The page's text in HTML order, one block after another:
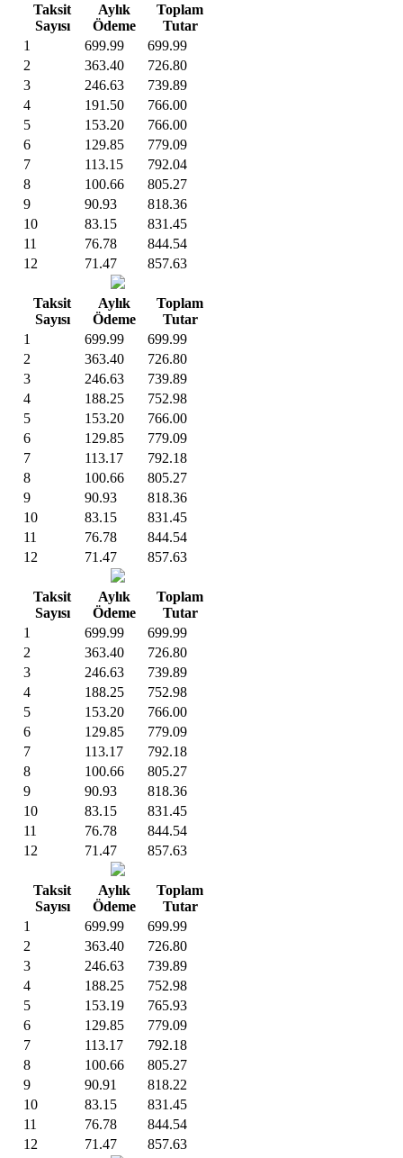
Taksit
Sayısı
Aylık
Ödeme
Toplam
Tutar
1
699.99
699.99
2
363.40
726.80
3
246.63
739.89
4
191.50
766.00
5
153.20
766.00
6
129.85
779.09
7
113.15
792.04
8
100.66
805.27
9
90.93
818.36
10
83.15
831.45
11
76.78
844.54
12
71.47 857.63
Taksit
Sayısı
Aylık
Ödeme
Toplam
Tutar
1
699.99
699.99
2
363.40
726.80
3
246.63
739.89
4
188.25
752.98
5
153.20
766.00
6
129.85
779.09
7
113.17
792.18
8
100.66
805.27
9
90.93
818.36
10
83.15
831.45
11
76.78
844.54
12
71.47 857.63
Taksit
Sayısı
Aylık
Ödeme
Toplam
Tutar
1
699.99
699.99
2
363.40
726.80
3
246.63
739.89
4
188.25
752.98
5
153.20
766.00
6
129.85
779.09
7
113.17
792.18
8
100.66
805.27
9
90.93
818.36
10
83.15
831.45
11
76.78
844.54
12
71.47 857.63
Taksit
Sayısı
Aylık
Ödeme
Toplam
Tutar
1
699.99
699.99
2
363.40
726.80
3
246.63
739.89
4
188.25
752.98
5
153.19
765.93
6
129.85
779.09
7
113.17
792.18
8
100.66
805.27
9
90.91
818.22
10
83.15
831.45
11
76.78
844.54
12
71.47 857.63